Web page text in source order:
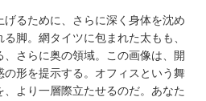
るために、さらに深く身体を沈め
脚。網タイツに包まれた太もも、
さらに奥の領域。この画像は、開
形を提示する。オフィスという舞
より一層際立たせるのだ。あなた